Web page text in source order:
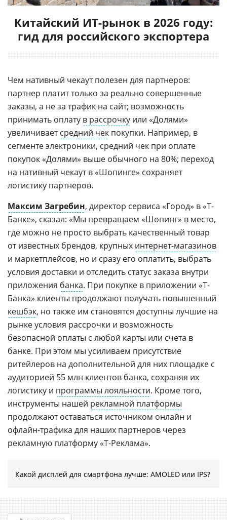
Китайский ИТ-рынок в 2026 году:
гид для российского экспортера
Чем нативный чекаут полезен для партнеров:
партнер платит только за реально совершенные
заказы, а не за трафик на сайт; возможность
принимать оплату в рассрочку или «Долями»
увеличиваетсредний чек покупки. Например, в
сегменте электроники, средний чек при оплате
покупок «Долями» выше обычного на 80%; переход
на нативный чекаут в «Шопинге» сохраняет
логистику партнеров.
Максим Загребин, директор сервиса «Город» в «Т-
Банке», сказал: «Мы превращаем «Шопинг» в место,
где можно не просто выбрать качественный товар
от известных брендов, крупных интернет-магазинов
и маркетплейсов, но и сразу его оплатить, выбрать
условия доставки и отследить статус заказа внутри
приложения банка. При покупке в приложении «Т-
Банка» клиенты продолжают получать повышенный
кешбэк, но также им становятся доступны лучшие на
рынке условия рассрочки и возможность
безопасной оплаты с любой карты или счета в
банке. При этом мы усиливаем присутствие
ритейлеров на дополнительной для них площадке с
аудиторией 55 млн клиентов банка, сохраняя их
логистику и программы лояльности. Кроме того,
инструменты нашей рекламной платформы
продолжают оставаться источником онлайн и
офлайн-трафика для наших партнеров через
рекламную платформу «Т-Реклама».
Какой дисплей для смартфона лучше: AMOLED или IPS?